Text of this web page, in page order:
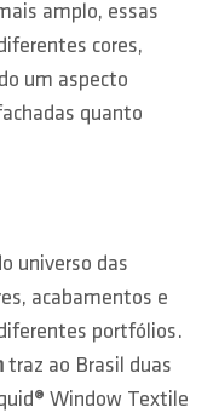
amplo, essas
cores,
um aspecto
quanto
universo das
acabamentos e
portfólios.
traz ao Brasil duas
Window Textile